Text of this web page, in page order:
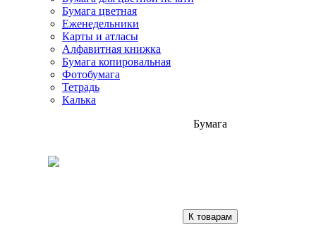
Бумага цветная
Еженедельники
Карты и атласы
Алфавитная книжка
Бумага копировальная
Фотобумага
Тетрадь
Калька
Бумага
К товарам